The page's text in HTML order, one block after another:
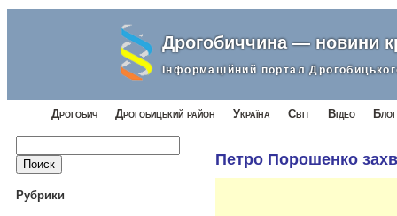
Дрогобиччина — новини
Інформаційний портал
Дрогобич Дрогобицький район Україна Світ Відео
Найти:
Рубрики
Петро Порошенко